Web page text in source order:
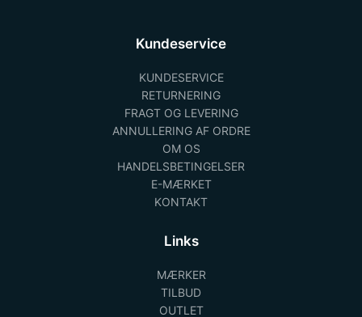
Kundeservice
KUNDESERVICE
RETURNERING
FRAGT OG LEVERING
ANNULLERING AF ORDRE
OM OS
HANDELSBETINGELSER
E-MÆRKET
KONTAKT
Links
MÆRKER
TILBUD
OUTLET